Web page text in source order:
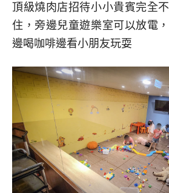
頂級燒肉店招待小小貴賓完全
住，旁邊兒童遊樂室可以放電
邊喝咖啡邊看小朋友玩耍